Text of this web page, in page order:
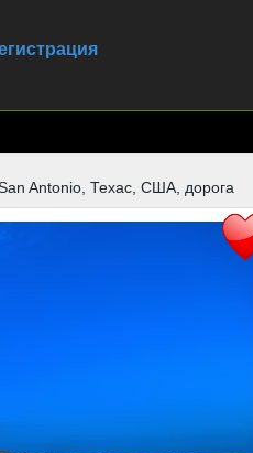
Antonio, Техас, США, дорога